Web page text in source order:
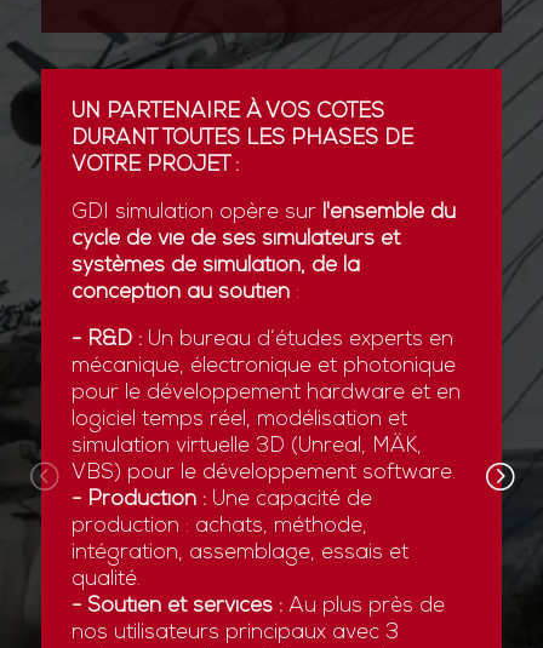
UN PARTENAIRE À VOS CÔTÉS
DURANT TOUTES LES PHASES DE
VOTRE PROJET :
GDI simulation opère sur l'ensemble du
cycle de vie de ses simulateurs et
systèmes de simulation, de la
conception au soutien:
- R&D :Un bureau d’études experts en
mécanique, électronique et photonique
pour le développement hardware et en
logiciel temps réel, modélisation et
simulation virtuelle 3D (Unreal, MÄK,
VBS) pour le développement software.
- Production :Une capacité de
production : achats, méthode,
intégration, assemblage, essais et
qualité.
- Soutien et services :Au plus près de
nos utilisateurs principaux avec 3